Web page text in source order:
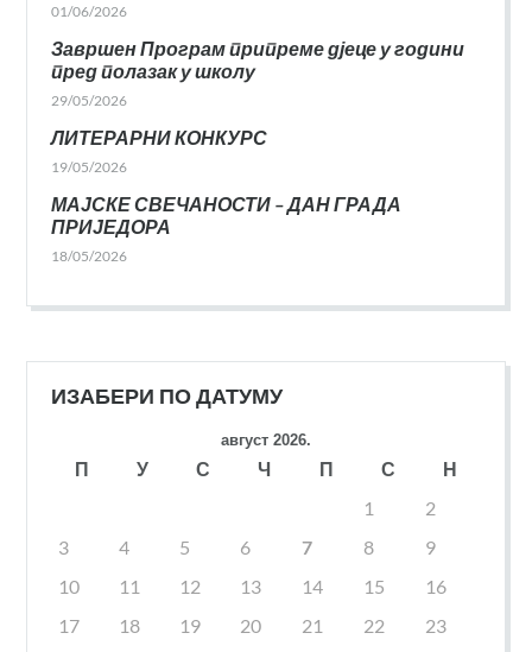
01/06/2026
Завршен Програм припреме дјеце у години
пред полазак у школу
29/05/2026
ЛИТЕРАРНИ КОНКУРС
19/05/2026
МАЈСКЕ СВЕЧАНОСТИ – ДАН ГРАДА
ПРИЈЕДОРА
18/05/2026
ИЗАБЕРИ ПО ДАТУМУ
август 2026.
П У С Ч П С
Н
1
2
3
4 5 6 7 8
9
10
11 12 13 14 15
16
17
18 19 20 21 22
23